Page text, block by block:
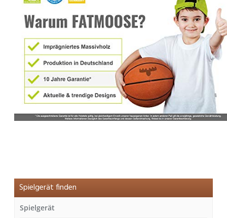
Spielgerät finden
Spielgerät